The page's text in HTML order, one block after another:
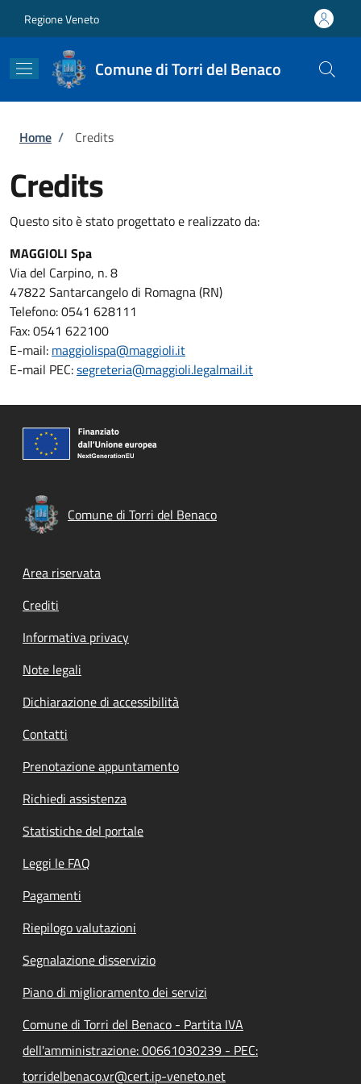
Regione Veneto
Comune di Torri del Benaco
Briciole di pane
Home / Credits
Credits
Questo sito è stato progettato e realizzato da:
MAGGIOLI Spa
Via del Carpino, n. 8
47822 Santarcangelo di Romagna (RN)
Telefono: 0541 628111
Fax: 0541 622100
E-mail: maggiolispa@maggioli.it
E-mail PEC:segreteria@maggioli.legalmail.it
Comune di Torri del Benaco
Footer menu
Area riservata
Crediti
Informativa privacy
Note legali
Dichiarazione di accessibilità
Contatti
Prenotazione appuntamento
Richiedi assistenza
Statistiche del portale
Leggi le FAQ
Pagamenti
Riepilogo valutazioni
Segnalazione disservizio
Piano di miglioramento dei servizi
Comune di Torri del Benaco - Partita IVA
dell'amministrazione: 00661030239 - PEC:
torridelbenaco.vr@cert.ip-veneto.net